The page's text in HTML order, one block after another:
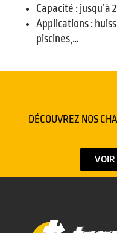
Capacité : jusqu’à
Applications :
piscines,…
DÉCOUVREZ NOS
VOIR